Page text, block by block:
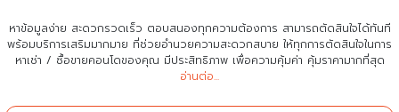
หาข้อมูลง่าย สะดวกรวดเร็ว ตอบสนองทุกความต้องการ สามารถตัดสินใจได้ทันที
พร้อมบริการเสริมมากมาย ที่ช่วยอำนวยความสะดวกสบาย ให้ทุกการตัดสินใจในการ
หาเช่า / ซื้อขายคอนโดของคุณ มีประสิทธิภาพ เพื่อความคุ้มค่า คุ้มราคามากที่สุด
อ่านต่อ...